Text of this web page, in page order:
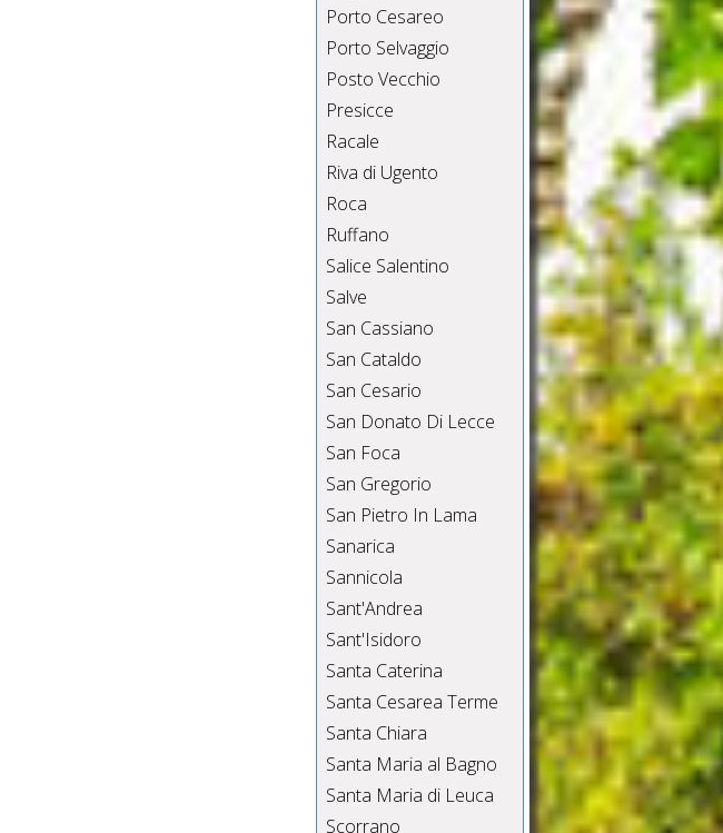
Porto Cesareo
Porto Selvaggio
Posto Vecchio
Presicce
Racale
Riva di Ugento
Roca
Ruffano
Salice Salentino
Salve
San Cassiano
San Cataldo
San Cesario
San Donato Di Lecce
San Foca
San Gregorio
San Pietro In Lama
Sanarica
Sannicola
Sant'Andrea
Sant'Isidoro
Santa Caterina
Santa Cesarea Terme
Santa Chiara
Santa Maria al Bagno
Santa Maria di Leuca
Scorrano